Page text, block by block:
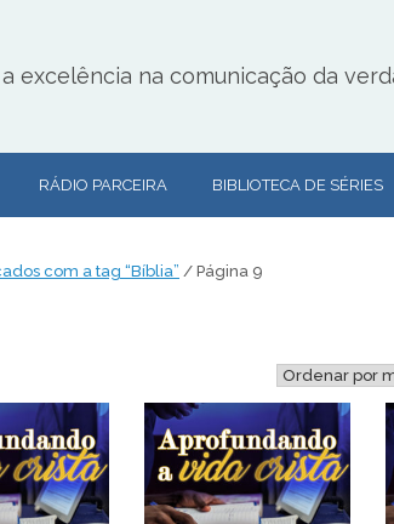
excelência na comunicação da
RÁDIO PARCEIRA BIBLIOTECA DE SÉRIES
com a tag “Bíblia” / Página 9